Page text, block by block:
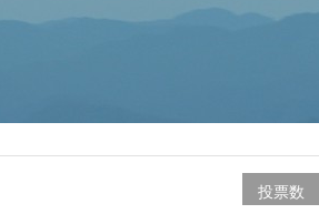
投票数